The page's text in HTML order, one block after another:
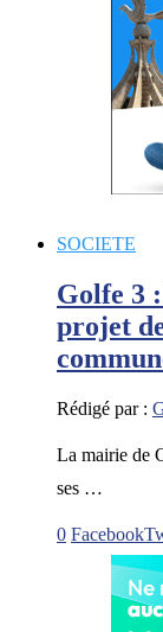
SOCIETE
Golfe 3
projet
Rédigé par :
La mairie de
ses …
0 Facebook